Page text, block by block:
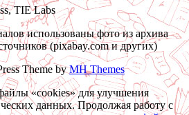
TIE Labs
использованы фото из архива
(pixabay.com и других)
Theme byMH Themes
«cookies» для улучшения
данных. Продолжая работу с